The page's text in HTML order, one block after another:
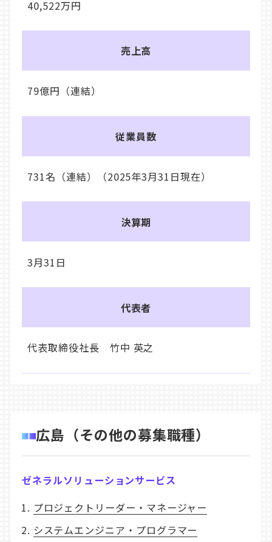
40,522万円
売上高
79億円（連結）
従業員数
731名（連結）（2025年3月31日現在）
決算期
3月31日
代表者
代表取締役社長 竹中 英之
広島（その他の募集職種）
ゼネラルソリューションサービス
プロジェクトリーダー・マネージャー
システムエンジニア・プログラマー